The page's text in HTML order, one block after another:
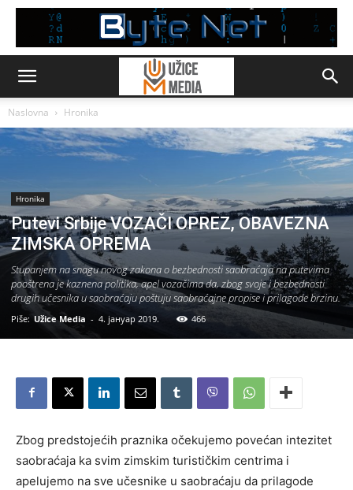
Naslovna Hronika
Hronika
Putevi Srbije VOZAČI OPREZ, OBAVEZNA
ZIMSKA OPREMA
Stupanjem na snagu novog zakona o bezbednosti saobraćaja na putevima
pooštrena je kaznena politika, apel vozačima da, zbog svoje i bezbednosti
drugih učesnika u saobraćaju poštuju saobraćajne propise i prilagode brzinu.
Piše: Užice Media - 4. јануар 2019. 466
Zbog predstojećih praznika očekujemo povećan intezitet
saobraćaja ka svim zimskim turističkim centrima i
apelujemo na sve učesnike u saobraćaju da prilagode